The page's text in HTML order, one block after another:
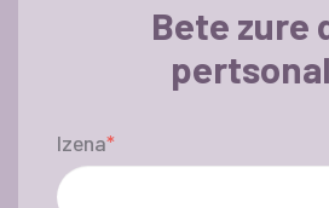
Bete zure
Izena